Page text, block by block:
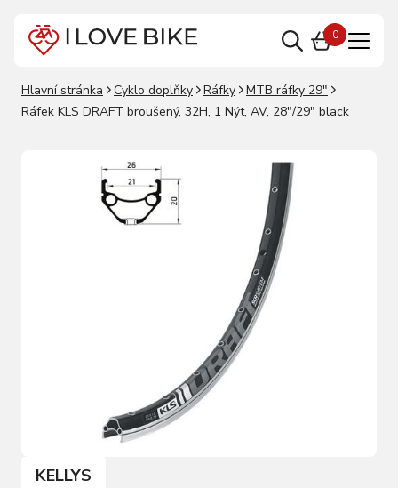
0
Hlavní stránka Cyklo doplňky Ráfky
MTB ráfky 29"
Ráfek KLS DRAFT broušený, 32H, 1 Nýt, AV, 28"/29" black
KELLYS